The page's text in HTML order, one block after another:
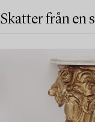
Skatter från en